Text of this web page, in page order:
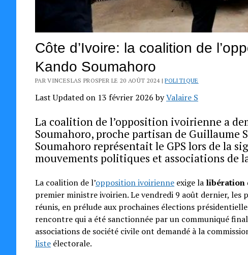
Côte d’Ivoire: la coalition de
Kando Soumahoro
PAR VINCESLAS PROSPER LE 20 AOÛT 2024 |POLITIQUE
Last Updated on 13 février 2026 byValaire S
La coalition de l’opposition ivoirienne a
Soumahoro, proche partisan de Guillaume
Soumahoro représentait le GPS lors de la
mouvements politiques et associations de
La coalition de l’opposition ivoirienneexige la libération
premier ministre ivoirien. Le vendredi 9 août dernier, les
réunis, en prélude aux prochaines élections
rencontre qui a été sanctionnée par un communiqué
associations de société civile ont demandé à la
listeélectorale.